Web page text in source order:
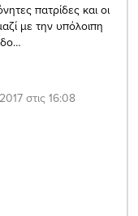
πατρίδες και οι
με την υπόλοιπη
στις 16:08